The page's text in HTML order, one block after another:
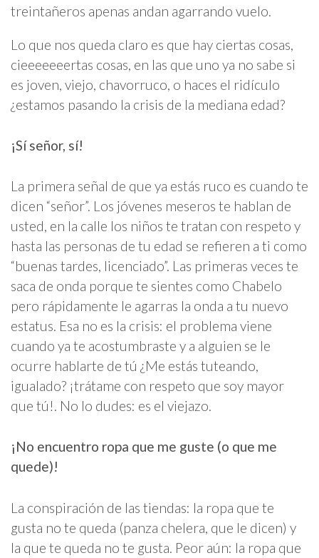
treintañeros apenas andan agarrando vuelo.
Lo que nos queda claro es que hay ciertas cosas,
cieeeeeeertas cosas, en las que uno ya no sabe si
es joven, viejo, chavorruco, o haces el ridículo
¿estamos pasando la crisis de la mediana edad?
¡Sí señor, sí!
La primera señal de que ya estás ruco es cuando te
dicen “señor”. Los jóvenes meseros te hablan de
usted, en la calle los niños te tratan con respeto y
hasta las personas de tu edad se refieren a ti como
“buenas tardes, licenciado”. Las primeras veces te
saca de onda porque te sientes como Chabelo
pero rápidamente le agarras la onda a tu nuevo
estatus. Esa no es la crisis: el problema viene
cuando ya te acostumbraste y a alguien se le
ocurre hablarte de tú ¿Me estás tuteando,
igualado? ¡trátame con respeto que soy mayor
que tú!. No lo dudes: es el viejazo.
¡No encuentro ropa que me guste (o que me
quede)!
La conspiración de las tiendas: la ropa que te
gusta no te queda (panza chelera, que le dicen) y
la que te queda no te gusta. Peor aún: la ropa que